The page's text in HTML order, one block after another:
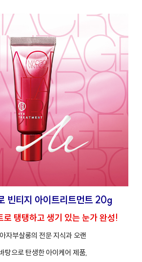
빈티지 아이트리트먼트 20g
로 탱탱하고 생기 있는 눈가 완성!
자부살롱의 전문 지식과 오랜
탕으로 탄생한 아이케어 제품,